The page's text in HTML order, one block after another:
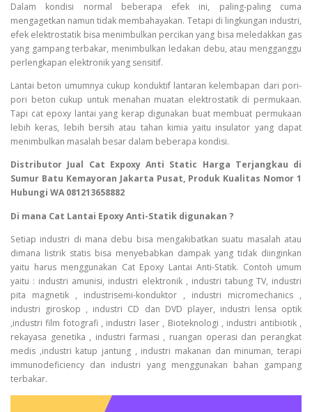
Dalam kondisi normal beberapa efek ini, paling-paling cuma
mengagetkan namun tidak membahayakan. Tetapi di lingkungan industri,
efek elektrostatik bisa menimbulkan percikan yang bisa meledakkan gas
yang gampang terbakar, menimbulkan ledakan debu, atau mengganggu
perlengkapan elektronik yang sensitif.
Lantai beton umumnya cukup konduktif lantaran kelembapan dari pori-
pori beton cukup untuk menahan muatan elektrostatik di permukaan.
Tapi cat epoxy lantai yang kerap digunakan buat membuat permukaan
lebih keras, lebih bersih atau tahan kimia yaitu insulator yang dapat
menimbulkan masalah besar dalam beberapa kondisi.
Distributor Jual Cat Expoxy Anti Static Harga Terjangkau di
Sumur Batu Kemayoran Jakarta Pusat, Produk Kualitas Nomor 1
Hubungi WA 081213658882
Di mana Cat Lantai Epoxy Anti-Statik digunakan ?
Setiap industri di mana debu bisa mengakibatkan suatu masalah atau
dimana listrik statis bisa menyebabkan dampak yang tidak diinginkan
yaitu harus menggunakan Cat Epoxy Lantai Anti-Statik. Contoh umum
yaitu : industri amunisi, industri elektronik , industri tabung TV, industri
pita magnetik , industrisemi-konduktor , industri micromechanics ,
industri giroskop , industri CD dan DVD player, industri lensa optik
,industri film fotografi , industri laser , Bioteknologi , industri antibiotik ,
rekayasa genetika , industri farmasi , ruangan operasi dan perangkat
medis ,industri katup jantung , industri makanan dan minuman, terapi
immunodeficiency dan industri yang menggunakan bahan gampang
terbakar.